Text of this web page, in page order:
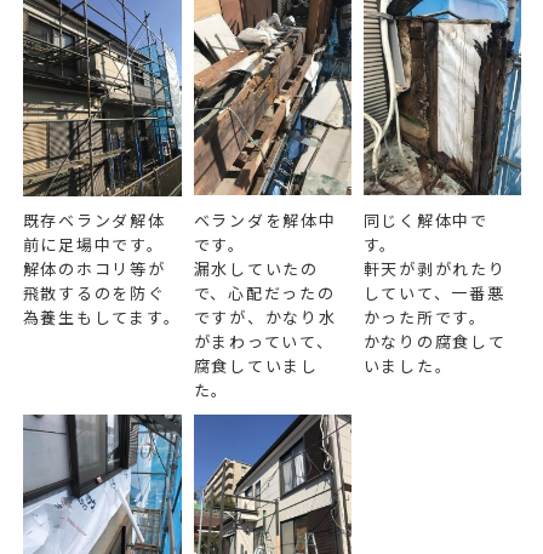
既存ベランダ解体
前に足場中です。
解体のホコリ等が
飛散するのを防ぐ
為養生もしてます。
ベランダを解体中
です。
漏水していたの
で、心配だったの
ですが、かなり水
がまわっていて、
腐食していまし
た。
同じく解体中で
す。
軒天が剥がれたり
していて、一番悪
かった所です。
かなりの腐食して
いました。